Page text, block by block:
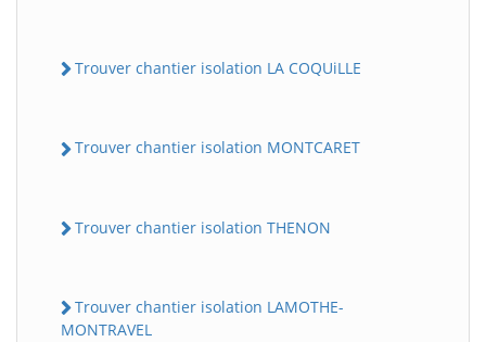
Trouver chantier isolation LA COQUiLLE
Trouver chantier isolation MONTCARET
Trouver chantier isolation THENON
Trouver chantier isolation LAMOTHE-
MONTRAVEL